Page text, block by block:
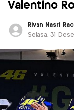
Valentino
Rivan Nasri
Selasa, 31